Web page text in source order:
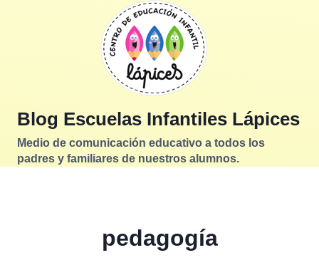
Blog Escuelas Infantiles Lápices
Medio de comunicación educativo a todos los
padres y familiares de nuestros alumnos.
pedagogía